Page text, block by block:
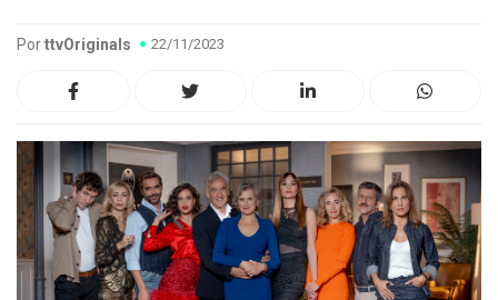
PorttvOriginals 22/11/2023